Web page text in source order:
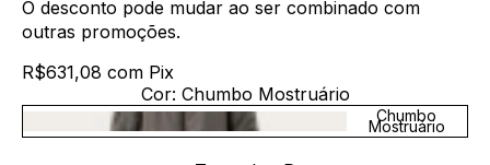
O desconto pode mudar ao ser combinado com
outras promoções.
R$631,08 com Pix
Cor: Chumbo Mostruário
Chumbo
Mostruário